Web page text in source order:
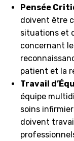
Pensée
doivent être
situations et
concernant
patient et la
Travail
équipe
soins
doivent